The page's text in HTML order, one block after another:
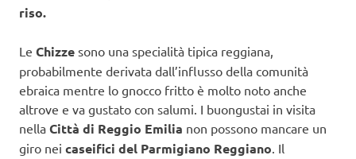
riso.
Le Chizze sono una specialità tipica reggiana,
probabilmente derivata dall’influsso della comunità
ebraica mentre lo gnocco fritto è molto noto anche
altrove e va gustato con salumi. I buongustai in visita
nella Città di Reggio Emilia non possono mancare un
giro nei caseifici del Parmigiano Reggiano. Il